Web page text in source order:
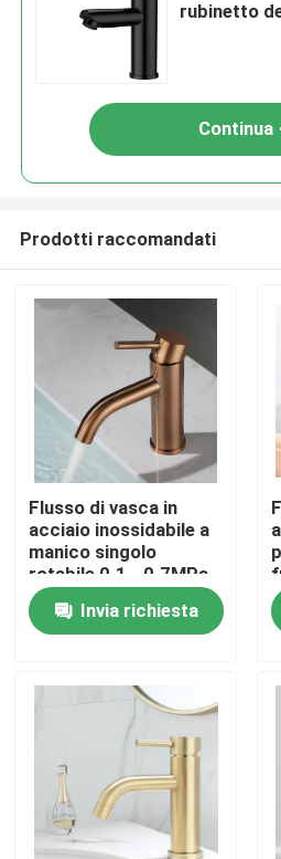
Casa
Prodotti
Video
Giro della fabbrica
Controllo di qualità
rubinetto
Continua
Prodotti raccomandati
Flusso di vasca in
acciaio inossidabile a
manico singolo
rotabile 0.1 - 0.7MPa
Pressione dell'acqua
Invia richiesta
-